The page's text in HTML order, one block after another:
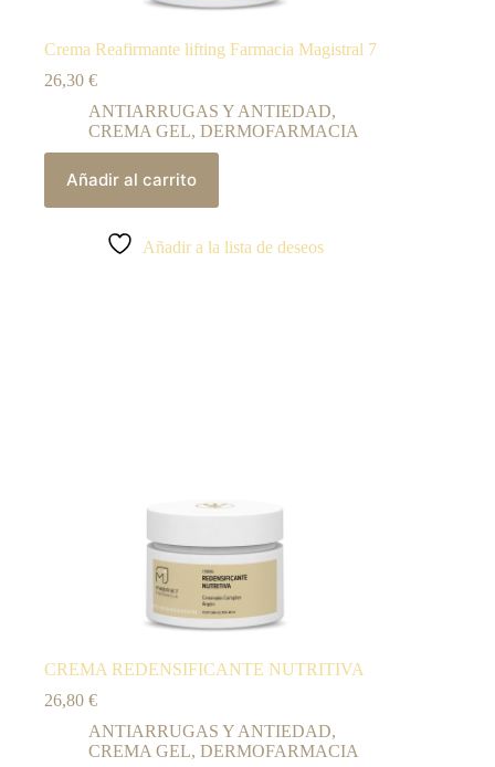
Crema Reafirmante lifting Farmacia Magistral 7
26,30 €
ANTIARRUGAS Y ANTIEDAD,
CREMA GEL, DERMOFARMACIA
Añadir al carrito
Añadir a la lista de deseos
CREMA REDENSIFICANTE NUTRITIVA
26,80 €
ANTIARRUGAS Y ANTIEDAD,
CREMA GEL, DERMOFARMACIA